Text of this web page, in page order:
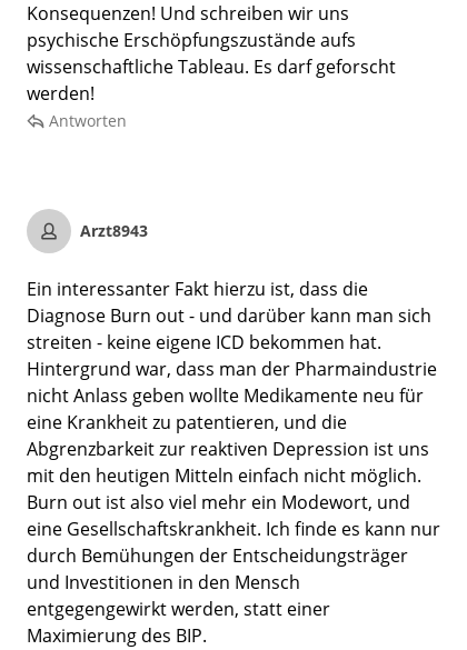
Konsequenzen! Und schreiben wir uns
psychische Erschöpfungszustände aufs
wissenschaftliche Tableau. Es darf geforscht
werden!
Antworten
Arzt8943
Ein interessanter Fakt hierzu ist, dass die
Diagnose Burn out - und darüber kann man sich
streiten - keine eigene ICD bekommen hat.
Hintergrund war, dass man der Pharmaindustrie
nicht Anlass geben wollte Medikamente neu für
eine Krankheit zu patentieren, und die
Abgrenzbarkeit zur reaktiven Depression ist uns
mit den heutigen Mitteln einfach nicht möglich.
Burn out ist also viel mehr ein Modewort, und
eine Gesellschaftskrankheit. Ich finde es kann nur
durch Bemühungen der Entscheidungsträger
und Investitionen in den Mensch
entgegengewirkt werden, statt einer
Maximierung des BIP.